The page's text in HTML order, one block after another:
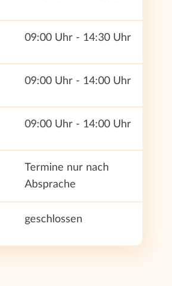
09:00 Uhr - 14:30 Uhr
09:00 Uhr - 14:00 Uhr
09:00 Uhr - 14:00 Uhr
Termine nur nach
Absprache
geschlossen